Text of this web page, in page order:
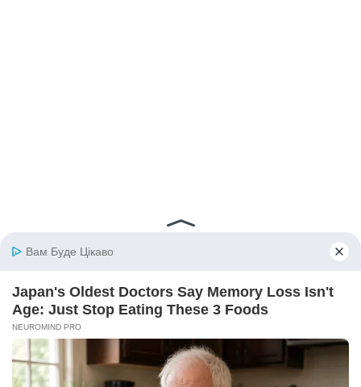
© 2026 iBilingua
Політика конфіденційності та умови користування
сайтом (Privacy Policy)